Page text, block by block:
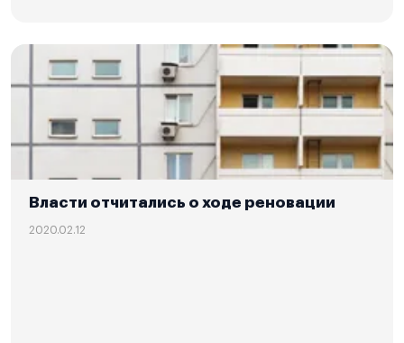
Власти отчитались о ходе реновации
2020.02.12